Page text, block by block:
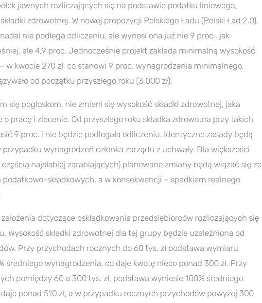
jawnych rozliczających się na podstawie podatku liniowego,
zdrowotnej. W nowej propozycji Polskiego Ładu (Polski Ład 2.0),
nie podlega odliczeniu, ale wynosi ona już nie 9 proc., jak
ale 4,9 proc. Jednocześnie projekt zakłada minimalną wysokość
w kwocie 270 zł, co stanowi 9 proc. wynagrodzenia minimalnego,
od początku przyszłego roku (3 000 zł).
się pogłoskom, nie zmieni się wysokość składki zdrowotnej, jaka
pracę i zlecenie. Od przyszłego roku składka zdrowotna przy takich
9 proc. i nie będzie podlegała odliczeniu. Identyczne zasady będą
wynagrodzeń członka zarządu z uchwały. Dla większości
najsłabiej zarabiających) planowane zmiany będą wiązać się ze
składkowych, a w konsekwencji – spadkiem realnego
dotyczące oskładkowania przedsiębiorców rozliczających się
Wysokość składki zdrowotnej dla tej grupy będzie uzależniona od
Przy przychodach rocznych do 60 tys. zł podstawa wymiaru
średniego wynagrodzenia, co daje kwotę nieco ponad 300 zł. Przy
pomiędzy 60 a 300 tys. zł, podstawa wyniesie 100% średniego
ponad 510 zł, a w przypadku rocznych przychodów powyżej 300